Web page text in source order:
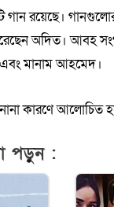
গান রয়েছে।
অদিত। আবহ
মানাম আহমেদ।
কারণে আলোচিত
পড়ুন :